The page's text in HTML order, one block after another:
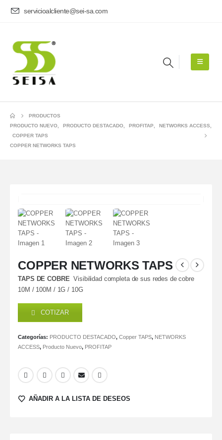
servicioalcliente@sei-sa.com
PRODUCTOS
PRODUCTO NUEVO
PRODUCTO DESTACADO PROFITAP NETWORKS ACCESS
COPPER TAPS
COPPER NETWORKS TAPS
COPPER NETWORKS TAPS
TAPS DE COBRE Visibilidad completa de sus redes de cobre
10M / 100M / 1G / 10G
COTIZAR
Categorías: PRODUCTO DESTACADO,Copper TAPS, NETWORKS
ACCESS, Producto Nuevo, PROFITAP
AÑADIR A LA LISTA DE DESEOS